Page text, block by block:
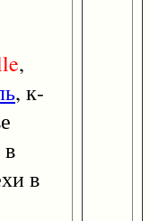
,
, к-
в